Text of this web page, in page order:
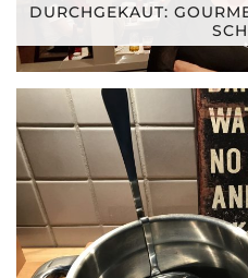
DURCHGEKAUT: